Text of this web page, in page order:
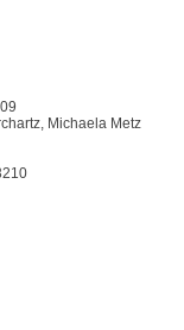
Michaela Metz